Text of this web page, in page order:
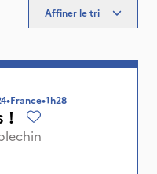
Affiner le tri
•France•1h28
!